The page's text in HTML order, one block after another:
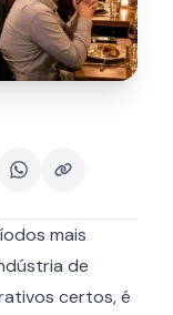
mais
de
certos, é